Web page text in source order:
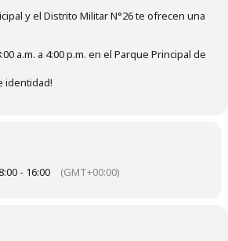
y el Distrito Militar N°26 te ofrecen una
a.m. a 4:00 p.m. en el Parque Principal de
identidad!
- 16:00 (GMT+00:00)